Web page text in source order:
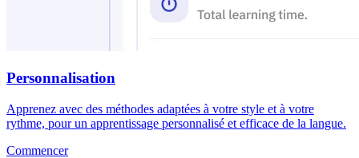
Personnalisation
Apprenez avec des méthodes adaptées à votre style et à votre
rythme, pour un apprentissage personnalisé et efficace de la langue.
Commencer